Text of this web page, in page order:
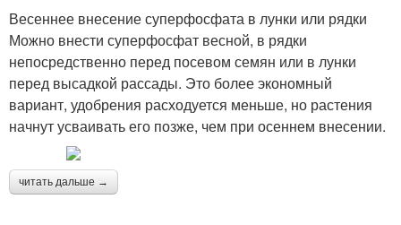
Весеннее внесение суперфосфата в лунки или рядки
Можно внести суперфосфат весной, в рядки
непосредственно перед посевом семян или в лунки
перед высадкой рассады. Это более экономный
вариант, удобрения расходуется меньше, но растения
начнут усваивать его позже, чем при осеннем внесении.
читать дальше →